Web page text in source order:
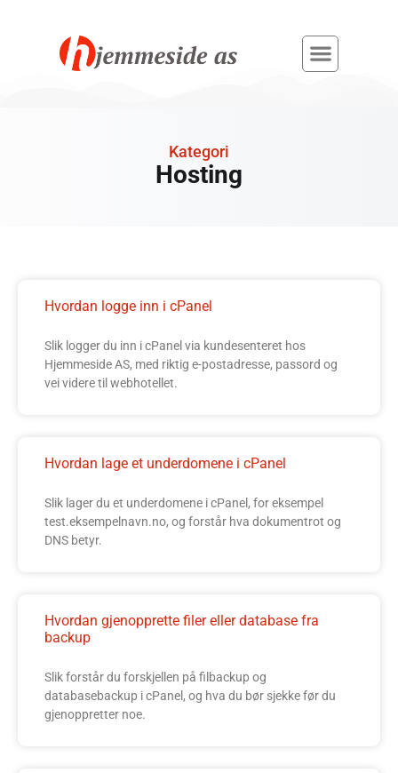
Kategori
Hosting
Hvordan logge inn i cPanel
Slik logger du inn i cPanel via kundesenteret hos
Hjemmeside AS, med riktig e-postadresse, passord og
vei videre til webhotellet.
Hvordan lage et underdomene i cPanel
Slik lager du et underdomene i cPanel, for eksempel
test.eksempelnavn.no, og forstår hva dokumentrot og
DNS betyr.
Hvordan gjenopprette filer eller database fra
backup
Slik forstår du forskjellen på filbackup og
databasebackup i cPanel, og hva du bør sjekke før du
gjenoppretter noe.